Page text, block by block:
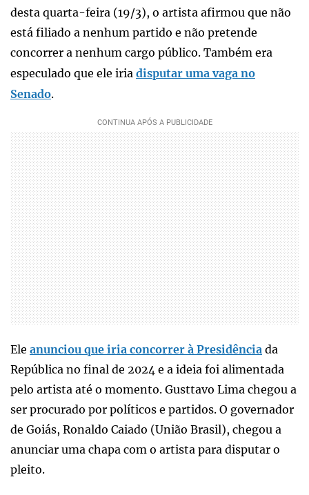
desta quarta-feira (19/3), o artista afirmou que não
está filiado a nenhum partido e não pretende
concorrer a nenhum cargo público. Também era
especulado que ele iria disputar uma vaga no
Senado.
Ele anunciou que iria concorrer à Presidência da
República no final de 2024 e a ideia foi alimentada
pelo artista até o momento. Gusttavo Lima chegou a
ser procurado por políticos e partidos. O governador
de Goiás, Ronaldo Caiado (União Brasil), chegou a
anunciar uma chapa com o artista para disputar o
pleito.